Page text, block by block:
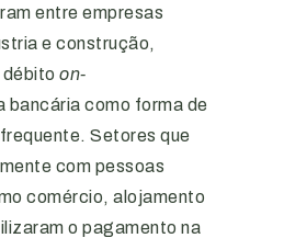
entre empresas
e construção,
débito on-
bancária como forma de
Setores que
com pessoas
comércio, alojamento
o pagamento na